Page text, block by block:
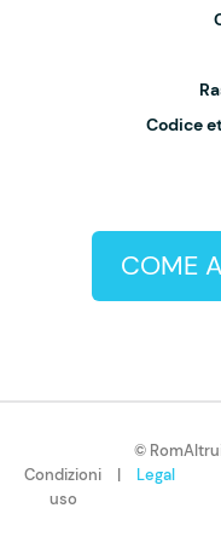
Codice
COME
©
Condizioni
uso
| Legal